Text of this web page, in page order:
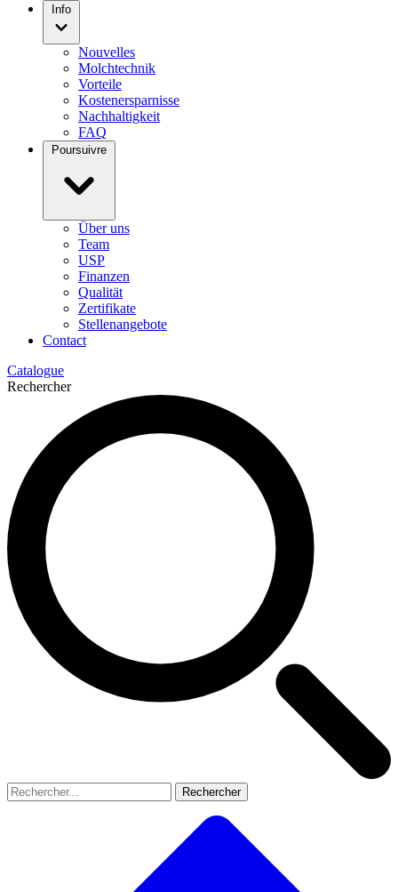
Info
Nouvelles
Molchtechnik
Vorteile
Kostenersparnisse
Nachhaltigkeit
FAQ
Poursuivre
Über uns
Team
USP
Finanzen
Qualität
Zertifikate
Stellenangebote
Contact
Catalogue
Rechercher
Rechercher